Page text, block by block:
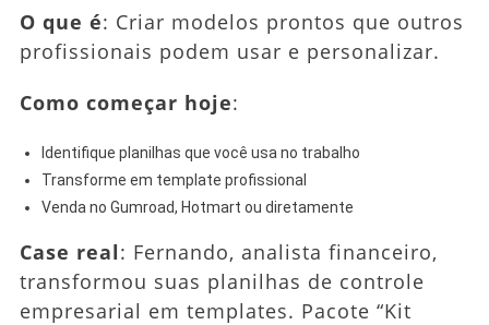
O que é: Criar modelos prontos que outros
profissionais podem usar e personalizar.
Como começar hoje:
Identifique planilhas que você usa no trabalho
Transforme em template profissional
Venda no Gumroad, Hotmart ou diretamente
Case real: Fernando, analista financeiro,
transformou suas planilhas de controle
empresarial em templates. Pacote “Kit